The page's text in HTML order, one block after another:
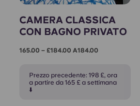
CAMERA CLASSICA
CON BAGNO PRIVATO
165.00 – £184.00 A184.00
Prezzo precedente: 198 £, ora
a partire da 165 £ a settimana
⬇️